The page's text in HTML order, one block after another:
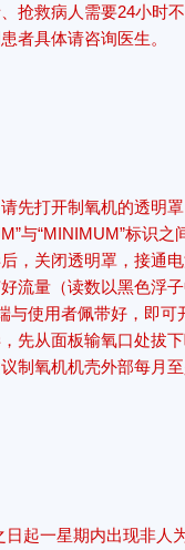
抢救病人需要24小时不
者具体请咨询医生。
先打开制氧机的透明
与“MINIMUM”标识之
，关闭透明罩，接通
流量（读数以黑色浮
与使用者佩带好，即可
先从面板输氧口处拔
制氧机机壳外部每月至
日起一星期内出现非人